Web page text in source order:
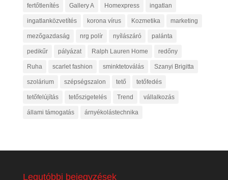
fertőtlenítés Gallery A Homexpress ingatlan
ingatlanközvetítés korona vírus Kozmetika marketing
mezőgazdaság nrg polír nyílászáró palánta
pedikűr pályázat Ralph Lauren Home redőny
Ruha scarlet fashion sminktetoválás Szanyi Brigitta
szolárium szépségszalon tető tetőfedés
tetőfelújítás tetőszigetelés Trend vállalkozás
állami támogatás árnyékolástechnika
Legutóbbi bejegyzések